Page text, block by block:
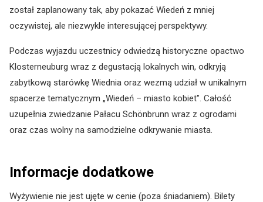
został zaplanowany tak, aby pokazać Wiedeń z mniej
oczywistej, ale niezwykle interesującej perspektywy.
Podczas wyjazdu uczestnicy odwiedzą historyczne opactwo
Klosterneuburg wraz z degustacją lokalnych win, odkryją
zabytkową starówkę Wiednia oraz wezmą udział w unikalnym
spacerze tematycznym „Wiedeń – miasto kobiet". Całość
uzupełnia zwiedzanie Pałacu Schönbrunn wraz z ogrodami
oraz czas wolny na samodzielne odkrywanie miasta.
Informacje dodatkowe
Wyżywienie nie jest ujęte w cenie (poza śniadaniem). Bilety